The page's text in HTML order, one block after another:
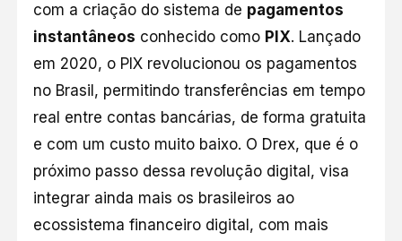
com a criação do sistema de pagamentos
instantâneos conhecido como PIX. Lançado
em 2020, o PIX revolucionou os pagamentos
no Brasil, permitindo transferências em tempo
real entre contas bancárias, de forma gratuita
e com um custo muito baixo. O Drex, que é o
próximo passo dessa revolução digital, visa
integrar ainda mais os brasileiros ao
ecossistema financeiro digital, com mais